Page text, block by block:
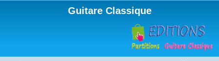
Guitare Classique